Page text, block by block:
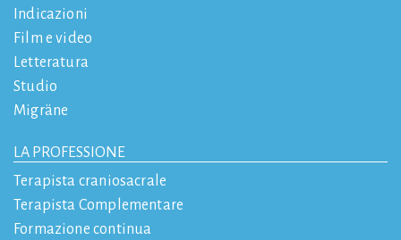
Indicazioni
Film e video
Letteratura
Studio
Migräne
LA PROFESSIONE
Terapista craniosacrale
Terapista Complementare
Formazione continua